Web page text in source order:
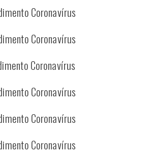
Coronavírus
Coronavírus
Coronavírus
Coronavírus
Coronavírus
Coronavírus